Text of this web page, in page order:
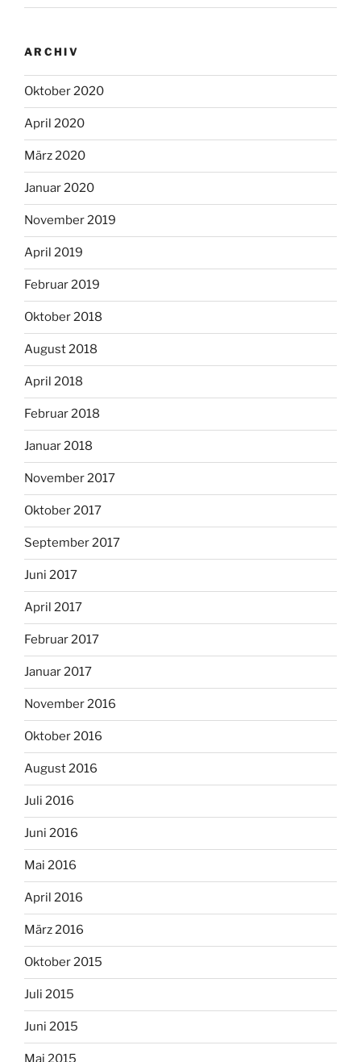
ARCHIV
Oktober 2020
April 2020
März 2020
Januar 2020
November 2019
April 2019
Februar 2019
Oktober 2018
August 2018
April 2018
Februar 2018
Januar 2018
November 2017
Oktober 2017
September 2017
Juni 2017
April 2017
Februar 2017
Januar 2017
November 2016
Oktober 2016
August 2016
Juli 2016
Juni 2016
Mai 2016
April 2016
März 2016
Oktober 2015
Juli 2015
Juni 2015
Mai 2015